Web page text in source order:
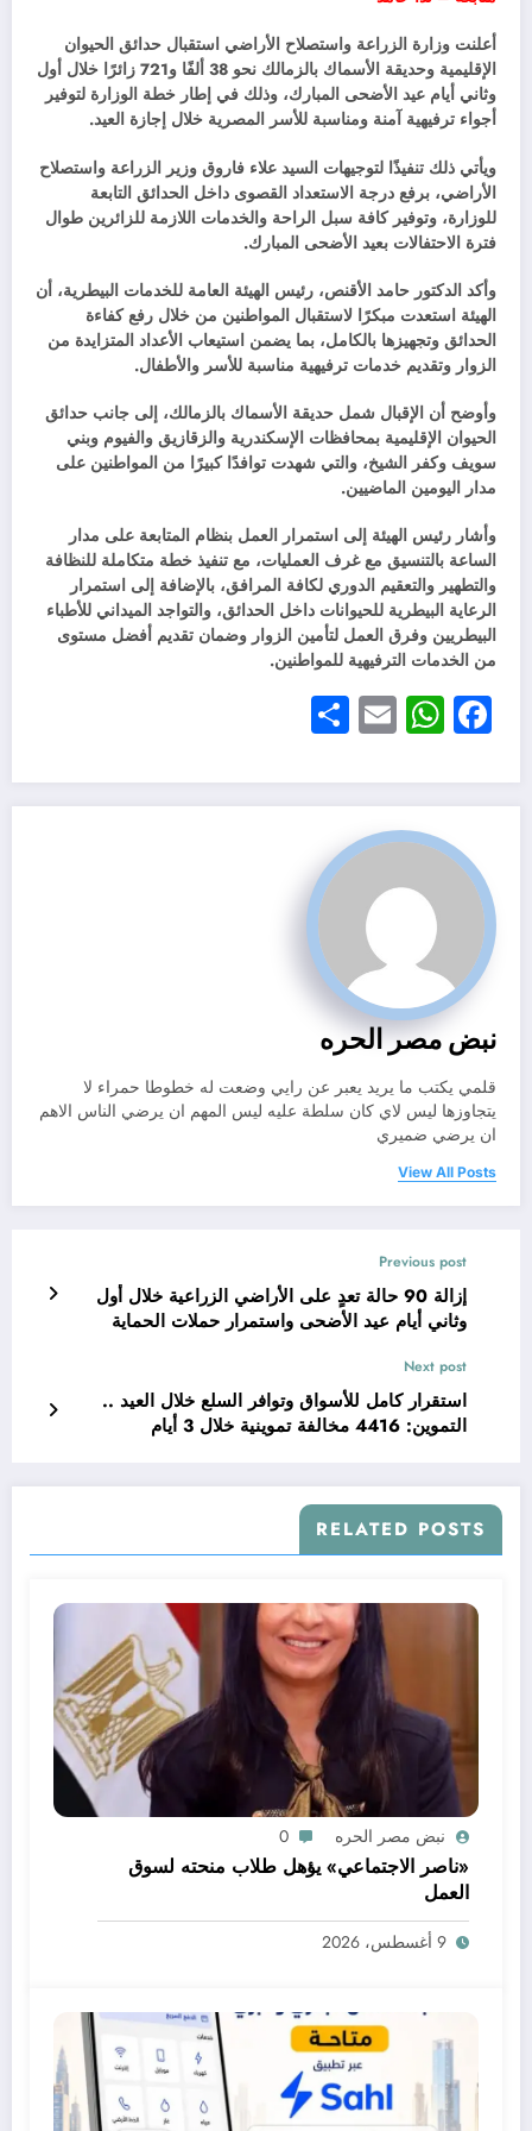
أعلنت وزارة الزراعة واستصلاح الأراضي استقبال حدائق الحيوان
الإقليمية وحديقة الأسماك بالزمالك نحو 38 ألفًا و721 زائرًا خلال أول
وثاني أيام عيد الأضحى المبارك، وذلك في إطار خطة الوزارة لتوفير
أجواء ترفيهية آمنة ومناسبة للأسر المصرية خلال إجازة العيد.
ويأتي ذلك تنفيذًا لتوجيهات السيد علاء فاروق وزير الزراعة واستصلاح
الأراضي، برفع درجة الاستعداد القصوى داخل الحدائق التابعة
للوزارة، وتوفير كافة سبل الراحة والخدمات اللازمة للزائرين طوال
فترة الاحتفالات بعيد الأضحى المبارك.
وأكد الدكتور حامد الأقنص، رئيس الهيئة العامة للخدمات البيطرية، أن
الهيئة استعدت مبكرًا لاستقبال المواطنين من خلال رفع كفاءة
الحدائق وتجهيزها بالكامل، بما يضمن استيعاب الأعداد المتزايدة من
الزوار وتقديم خدمات ترفيهية مناسبة للأسر والأطفال.
وأوضح أن الإقبال شمل حديقة الأسماك بالزمالك، إلى جانب حدائق
الحيوان الإقليمية بمحافظات الإسكندرية والزقازيق والفيوم وبني
سويف وكفر الشيخ، والتي شهدت توافدًا كبيرًا من المواطنين على
مدار اليومين الماضيين.
وأشار رئيس الهيئة إلى استمرار العمل بنظام المتابعة على مدار
الساعة بالتنسيق مع غرف العمليات، مع تنفيذ خطة متكاملة للنظافة
والتطهير والتعقيم الدوري لكافة المرافق، بالإضافة إلى استمرار
الرعاية البيطرية للحيوانات داخل الحدائق، والتواجد الميداني للأطباء
البيطريين وفرق العمل لتأمين الزوار وضمان تقديم أفضل مستوى
من الخدمات الترفيهية للمواطنين.
Facebook
WhatsApp
Email
نبض مصر الحره
قلمي يكتب ما يريد يعبر عن رايي وضعت له خطوطا حمراء لا
يتجاوزها ليس لاي كان سلطة عليه ليس المهم ان يرضي الناس الاهم
ان يرضي ضميري
View All Posts
Previous post
إزالة 90 حالة تعدٍ على الأراضي الزراعية خلال أول
وثاني أيام عيد الأضحى واستمرار حملات الحماية
Next post
استقرار كامل للأسواق وتوافر السلع خلال العيد ..
التموين: 4416 مخالفة تموينية خلال 3 أيام
RELATED POSTS
نبض مصر الحره 0
«ناصر الاجتماعي» يؤهل طلاب منحته لسوق
العمل
9 أغسطس، 2026